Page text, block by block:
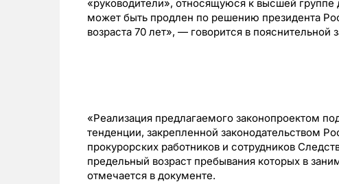
«руководители», относящуюся к высшей
может быть продлен по решению президента
возраста 70 лет», — говорится в пояснительной
«Реализация предлагаемого законопроектом
тенденции, закрепленной законодательством
прокурорских работников и сотрудников
предельный возраст пребывания которых в
отмечается в документе.